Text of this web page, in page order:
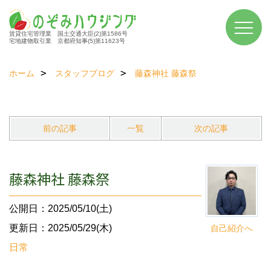
賃貸住宅管理業 国土交通大臣(2)第1586号
宅地建物取引業 京都府知事(5)第11623号
ホーム スタッフブログ 藤森神社 藤森祭
前の記事 一覧 次の記事
自己紹介へ
藤森神社 藤森祭
公開日：2025/05/10(土)
更新日：2025/05/29(木)
日常